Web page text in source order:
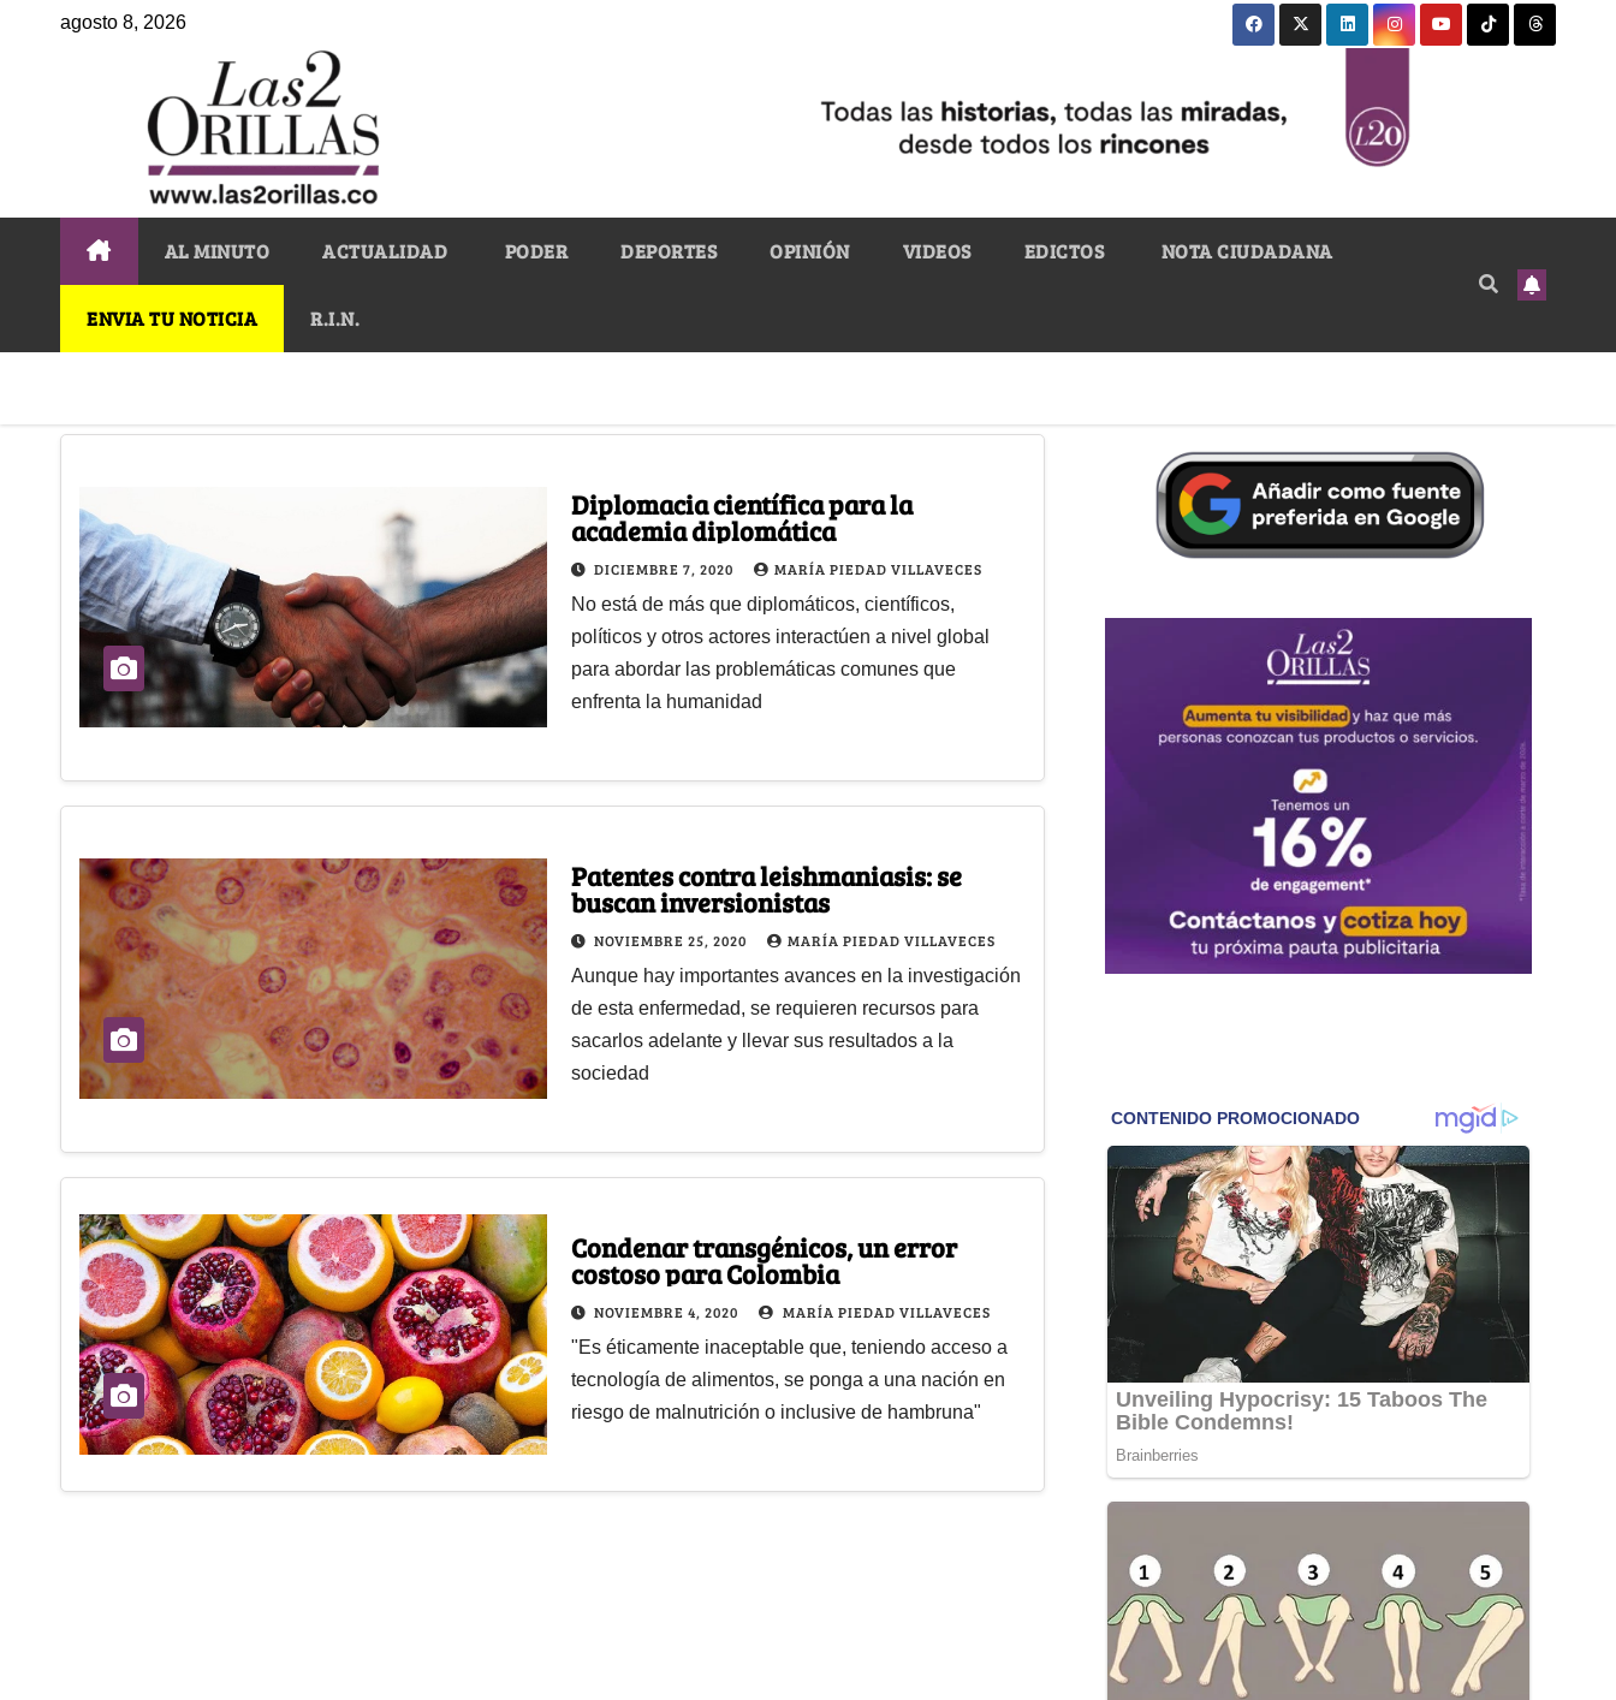
agosto 8, 2026
AL MINUTO ACTUALIDAD PODER DEPORTES OPINIÓN VIDEOS EDICTOS NOTA CIUDADANA
ENVIA TU NOTICIA R.I.N.
Diplomacia científica para la
academia diplomática
DICIEMBRE 7, 2020 MARÍA PIEDAD VILLAVECES
No está de más que diplomáticos, científicos,
políticos y otros actores interactúen a nivel global
para abordar las problemáticas comunes que
enfrenta la humanidad
Patentes contra leishmaniasis: se
buscan inversionistas
NOVIEMBRE 25, 2020 MARÍA PIEDAD VILLAVECES
Aunque hay importantes avances en la investigación
de esta enfermedad, se requieren recursos para
sacarlos adelante y llevar sus resultados a la
sociedad
Condenar transgénicos, un error
costoso para Colombia
NOVIEMBRE 4, 2020 MARÍA PIEDAD VILLAVECES
"Es éticamente inaceptable que, teniendo acceso a
tecnología de alimentos, se ponga a una nación en
riesgo de malnutrición o inclusive de hambruna"